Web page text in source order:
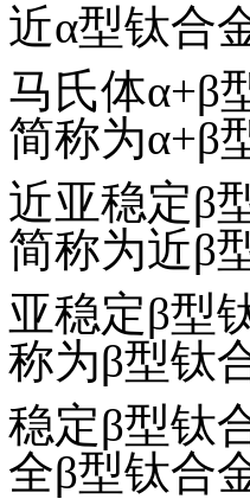
近α型钛合
马氏体α+β
简称为α+β
近亚稳定β
简称为近β
亚稳定β型
称为β型钛
稳定β型钛
全β型钛合